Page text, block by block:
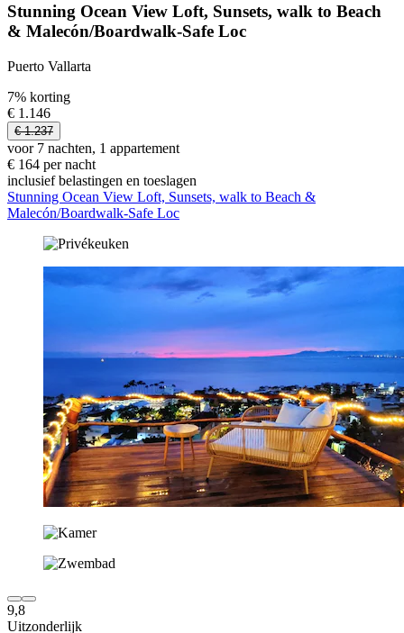
Stunning Ocean View Loft, Sunsets, walk to Beach
& Malecón/Boardwalk-Safe Loc
Puerto Vallarta
7% korting
€ 1.146
€ 1.237
voor 7 nachten, 1 appartement
€ 164 per nacht
inclusief belastingen en toeslagen
Stunning Ocean View Loft, Sunsets, walk to Beach &
Malecón/Boardwalk-Safe Loc
9,8
Uitzonderlijk